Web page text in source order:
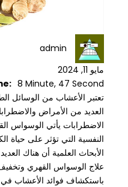
admin
مايو 11, 2024
8 Minute, 47 Second
تعتبر الأعشاب من الوسائل
العديد من الأمراض
الاضطرابات يأتي الوسواس
النفسية التي تؤثر على حياة
الأبحاث العلمية أن هناك
علاج الوسواس القهري
باستكشاف فوائد الأعشاب